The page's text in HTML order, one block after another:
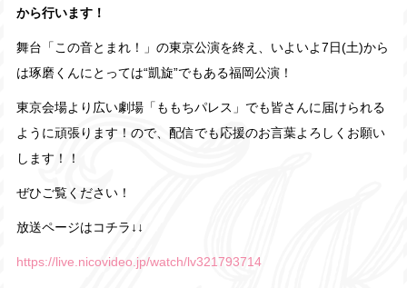
から行います！
舞台「この音とまれ！」の東京公演を終え、いよいよ7日(土)から
は琢磨くんにとっては“凱旋”でもある福岡公演！
東京会場より広い劇場「ももちパレス」でも皆さんに届けられる
ように頑張ります！ので、配信でも応援のお言葉よろしくお願い
します！！
ぜひご覧ください！
放送ページはコチラ↓↓
https://live.nicovideo.jp/watch/lv321793714